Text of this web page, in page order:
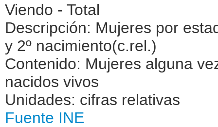
Viendo - Total
Descripción: Mujeres por
y 2º nacimiento(c.rel.)
Contenido: Mujeres alguna
nacidos vivos
Unidades: cifras relativas
Fuente INE